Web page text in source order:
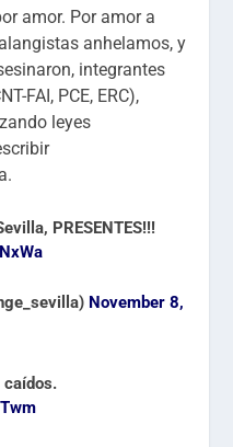
amor. Por amor a
anhelamos, y
integrantes
FAI, PCE, ERC),
leyes
PRESENTES!!!
November 8,
caídos.